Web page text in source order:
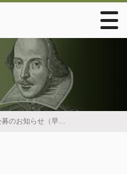
教員公募のお知らせ（早稲田大学）